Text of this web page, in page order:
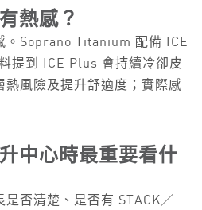
熱感？
。Soprano Titanium 配備 ICE
提到 ICE Plus 會持續冷卻皮
熱風險及提升舒適度；實際感
中心時最重要看什
否清楚、是否有 STACK／